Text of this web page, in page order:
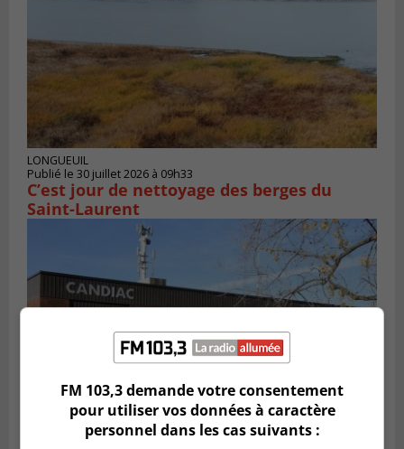
LONGUEUIL
Publié le 30 juillet 2026 à 09h33
C’est jour de nettoyage des berges du
Saint-Laurent
FM 103,3 demande votre consentement
pour utiliser vos données à caractère
personnel dans les cas suivants :